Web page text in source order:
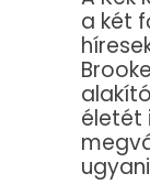
a két
életét